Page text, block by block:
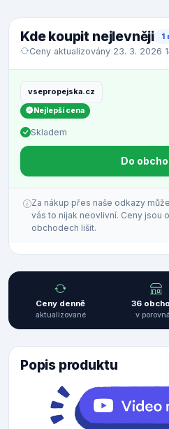
Kde koupit nejlevněji 1
Ceny aktualizovány 23. 3. 2026
vsepropejska.cz
Nejlepší cena
Skladem
Do
Za nákup přes naše odkazy
vás to nijak neovlivní. Ceny jsou
obchodech lišit.
Ceny denně
aktualizované
36
v
Popis produktu